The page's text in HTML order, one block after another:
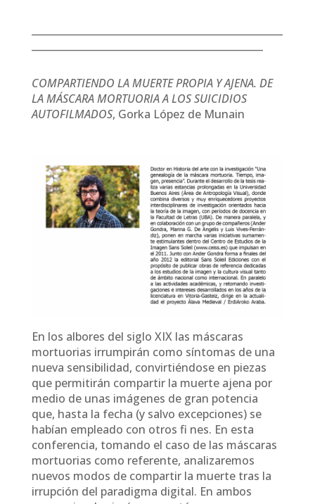
COMPARTIENDO LA MUERTE PROPIA Y AJENA. DE
LA MÁSCARA MORTUORIA A LOS SUICIDIOS
AUTOFILMADOS, Gorka López de Munain
En los albores del siglo XIX las máscaras
mortuorias irrumpirán como síntomas de una
nueva sensibilidad, convirtiéndose en piezas
que permitirán compartir la muerte ajena por
medio de unas imágenes de gran potencia
que, hasta la fecha (y salvo excepciones) se
habían empleado con otros fi nes. En esta
conferencia, tomando el caso de las máscaras
mortuorias como referente, analizaremos
nuevos modos de compartir la muerte tras la
irrupción del paradigma digital. En ambos